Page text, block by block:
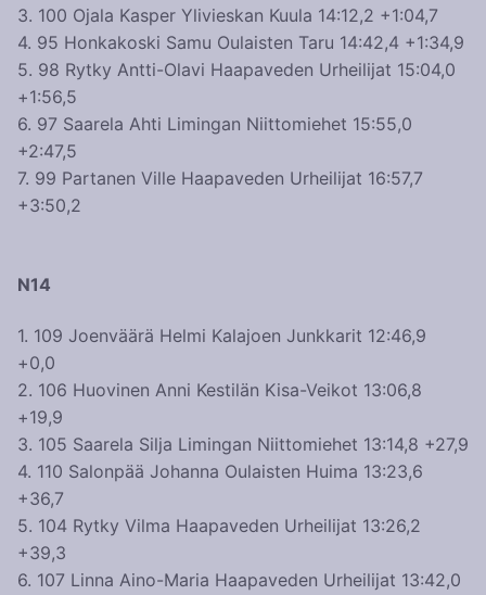
3. 100 Ojala Kasper Ylivieskan Kuula 14:12,2 +1:04,7
4. 95 Honkakoski Samu Oulaisten Taru 14:42,4 +1:34,9
5. 98 Rytky Antti-Olavi Haapaveden Urheilijat 15:04,0
+1:56,5
6. 97 Saarela Ahti Limingan Niittomiehet 15:55,0
+2:47,5
7. 99 Partanen Ville Haapaveden Urheilijat 16:57,7
+3:50,2
N14
1. 109 Joenväärä Helmi Kalajoen Junkkarit 12:46,9
+0,0
2. 106 Huovinen Anni Kestilän Kisa-Veikot 13:06,8
+19,9
3. 105 Saarela Silja Limingan Niittomiehet 13:14,8 +27,9
4. 110 Salonpää Johanna Oulaisten Huima 13:23,6
+36,7
5. 104 Rytky Vilma Haapaveden Urheilijat 13:26,2
+39,3
6. 107 Linna Aino-Maria Haapaveden Urheilijat 13:42,0